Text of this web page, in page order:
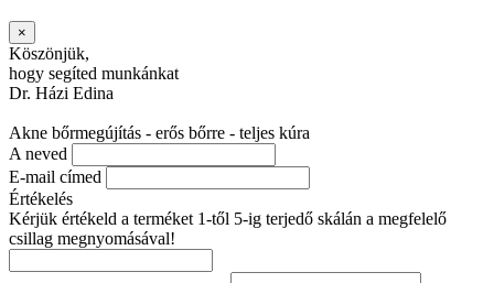
×
Köszönjük,
hogy segíted munkánkat
Dr. Házi Edina
Akne bőrmegújítás - erős bőrre - teljes kúra
A neved
E-mail címed
Értékelés
Kérjük értékeld a terméket 1-től 5-ig terjedő skálán a megfelelő
csillag megnyomásával!